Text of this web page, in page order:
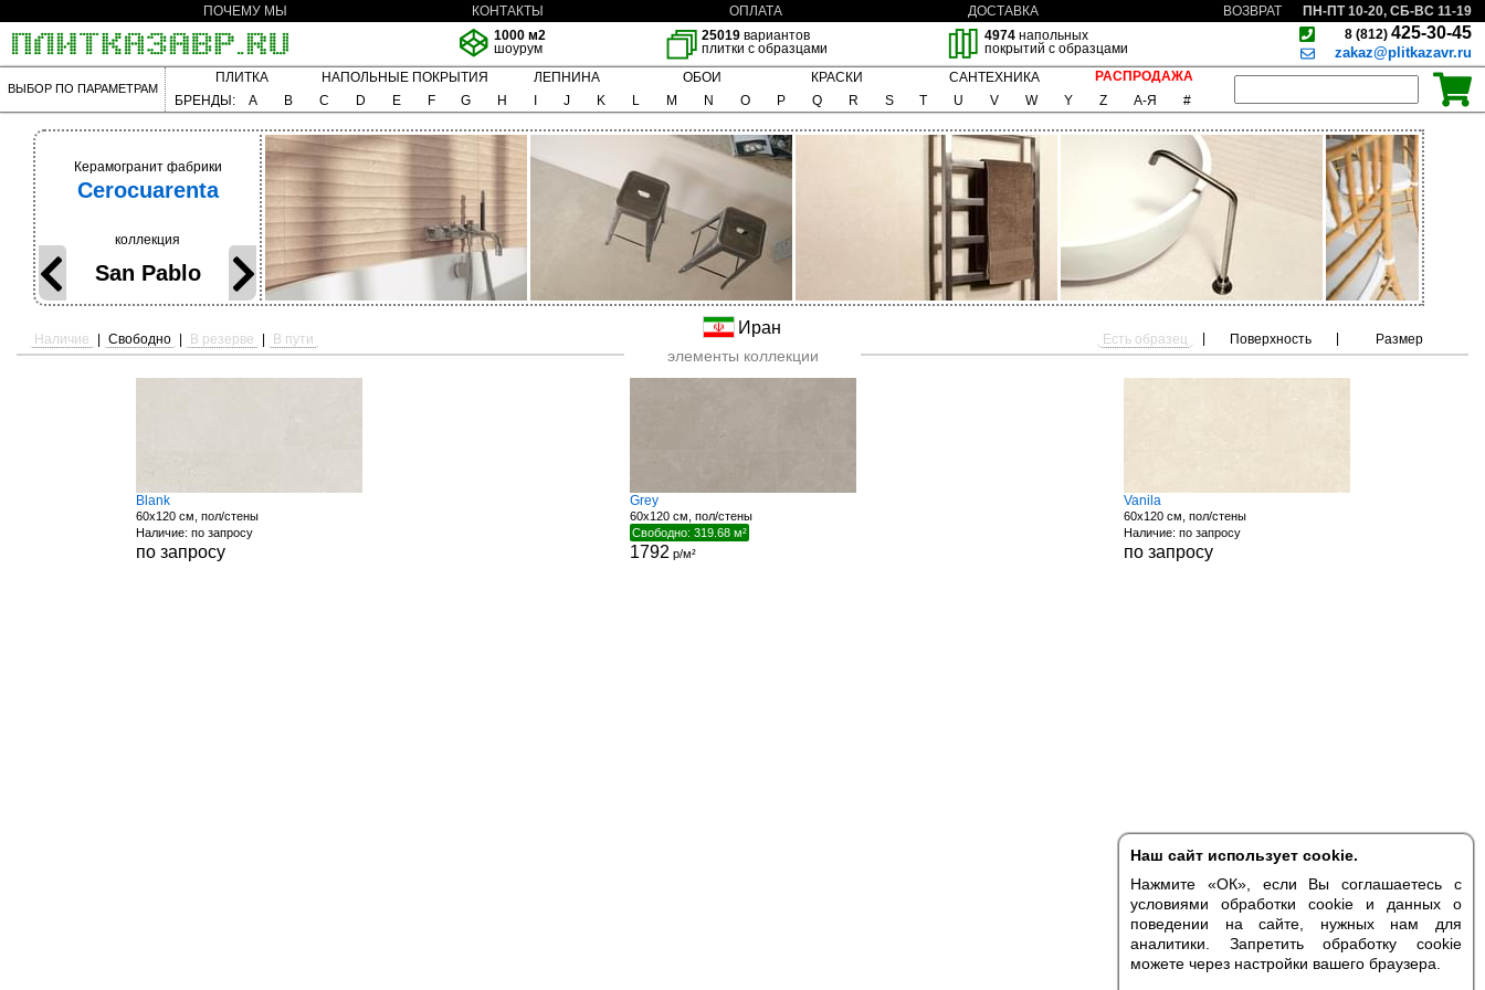
Наш сайт использует cookie.
Нажмите «ОК», если Вы соглашаетесь с
условиями обработки cookie и данных о
поведении на сайте, нужных нам для
аналитики. Запретить обработку cookie
можете через настройки вашего браузера.
ПОЧЕМУ МЫ КОНТАКТЫ ОПЛАТА ДОСТАВКА ВОЗВРАТ
ПН-ПТ 10-20, СБ-ВС 11-19
1000 м2
шоурум
25019 вариантов
плитки с образцами
4974напольных
покрытий с образцами
8 (812) 425-30-45
zakaz@plitkazavr.ru
ВЫБОР ПО ПАРАМЕТРАМ
ПЛИТКА НАПОЛЬНЫЕ ПОКРЫТИЯ ЛЕПНИНА ОБОИ КРАСКИ САНТЕХНИКА
РАСПРОДАЖА
БРЕНДЫ:
A B C D E F G H J K L M N O P Q R S T U V W Y Z А-Я #
Керамогранит фабрики
Cerocuarenta
коллекция
San Pablo
Иран
Наличие | Свободно | В резерве | В пути
элементы коллекции
Есть образец | Поверхность | Размер
Blank
60x120 см, пол/стены
Наличие: по запросу
по запросу
Grey
60x120 см, пол/стены
Свободно: 319.68 м²
1792 р/м²
Vanila
60x120 см, пол/стены
Наличие: по запросу
по запросу